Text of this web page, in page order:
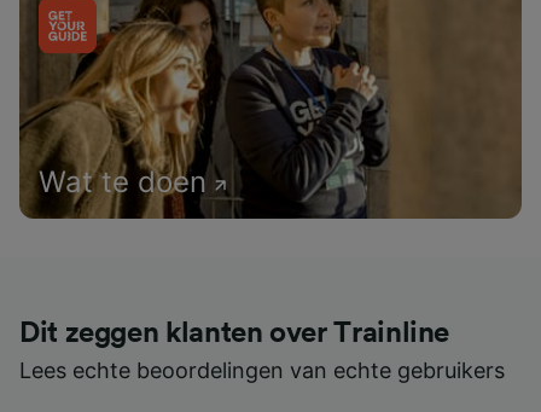
Wat te doen
Dit zeggen klanten over Trainline
Lees echte beoordelingen van echte gebruikers